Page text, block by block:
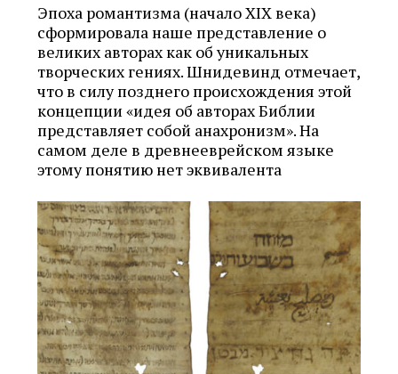
Эпоха романтизма (начало XIX века)
сформировала наше представление о
великих авторах как об уникальных
творческих гениях. Шнидевинд отмечает,
что в силу позднего происхождения этой
концепции «идея об авторах Библии
представляет собой анахронизм». На
самом деле в древнееврейском языке
этому понятию нет эквивалента